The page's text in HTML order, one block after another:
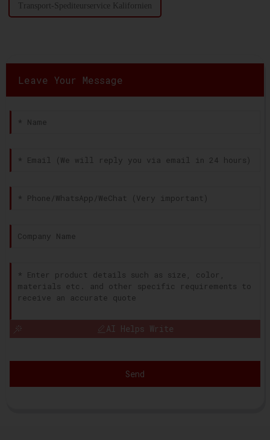
Transport-Spediteurservice Kalifornien
Leave Your Message
AI Helps Write
Send